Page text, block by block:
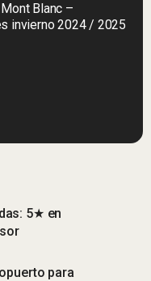
Blanc –
invierno 2024 / 2025
5★ en
para